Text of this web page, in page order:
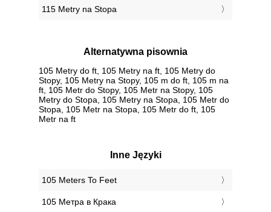
115 Metry na Stopa
Alternatywna pisownia
105 Metry do ft, 105 Metry na ft, 105 Metry do
Stopy, 105 Metry na Stopy, 105 m do ft, 105 m na
ft, 105 Metr do Stopy, 105 Metr na Stopy, 105
Metry do Stopa, 105 Metry na Stopa, 105 Metr do
Stopa, 105 Metr na Stopa, 105 Metr do ft, 105
Metr na ft
Inne Języki
‎105 Meters To Feet
‎105 Метра в Крака